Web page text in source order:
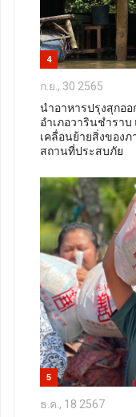
4
ก.ย., 30 2565
นำอาหารปรุงสุกอ
อำเภอวารินชำรา
เคลื่อนย้ายสิ่งของ
สถานที่ประสบภัย
5
ธ.ค., 18 2567